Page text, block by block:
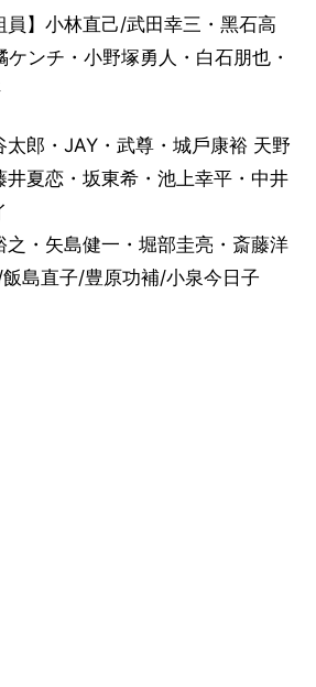
員】小林直己/武田幸三・黑石高
ンチ・小野塚勇人・白石朋也・
郎・JAY・武尊・城戶康裕 天野
井夏恋・坂東希・池上幸平・中井
之・矢島健一・堀部圭亮・斎藤洋
島直子/豊原功補/小泉今日子